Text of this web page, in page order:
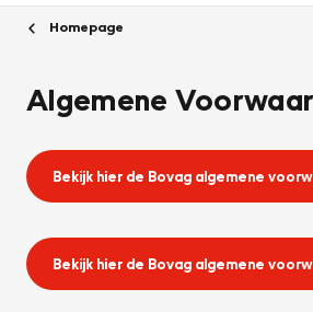
Homepage
Algemene
Bekijk hier de Bovag algemene
Bekijk hier de Bovag algemene